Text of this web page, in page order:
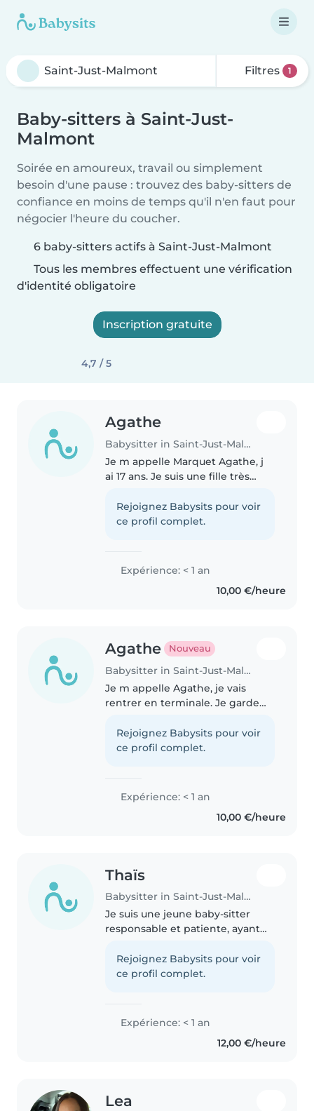
Filtres 1
Baby-sitters à Saint-Just-
Malmont
Soirée en amoureux, travail ou simplement
besoin d'une pause : trouvez des baby-sitters de
confiance en moins de temps qu'il n'en faut pour
négocier l'heure du coucher.
6 baby-sitters actifs à Saint-Just-Malmont
Tous les membres effectuent une vérification
d'identité obligatoire
Inscription gratuite
4,7 / 5
Agathe
Babysitter in Saint-Just-Malmont
Je m appelle Marquet Agathe, j
ai 17 ans. Je suis une fille très
aime m'occuper des enfants et
jouer avec eux.
Rejoignez Babysits pour voir
ce profil complet.
Expérience: < 1 an
10,00 €/heure
Agathe Nouveau
Babysitter in Saint-Just-Malmont
Je m appelle Agathe, je vais
rentrer en terminale. Je garde
j'adore les gardées. Je suis
organisée et autonome.
Rejoignez Babysits pour voir
ce profil complet.
Expérience: < 1 an
10,00 €/heure
Thaïs
Babysitter in Saint-Just-Malmont
Je suis une jeune baby-sitter
responsable et patiente, ayant
des jeunes enfants. Je propose
des activités ludiques comme le
Rejoignez Babysits pour voir
ce profil complet.
Expérience: < 1 an
12,00 €/heure
Lea